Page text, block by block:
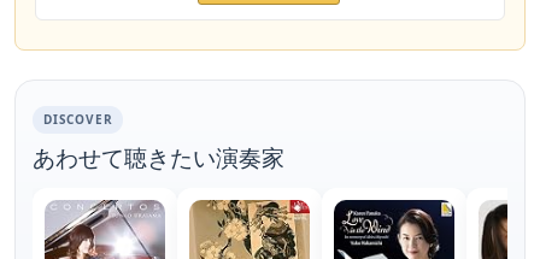
DISCOVER
あわせて聴きたい演奏家